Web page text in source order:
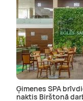
Ģimenes SPA
naktis Birštonā